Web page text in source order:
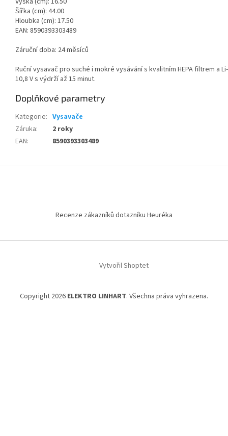
Šířka (cm): 44.00
Hloubka (cm): 17.50
EAN: 8590393303489
Záruční doba: 24 měsíců
Ruční vysavač pro suché i mokré vysávání s kvalitním HEPA filtrem a
10,8 V s výdrží až 15 minut.
Doplňkové parametry
Kategorie: Vysavače
Záruka:
2 roky
EAN: 8590393303489
Recenze zákazníků dotazníku Heuréka
Vytvořil Shoptet
Copyright 2026 ELEKTRO LINHART. Všechna práva vyhrazena.